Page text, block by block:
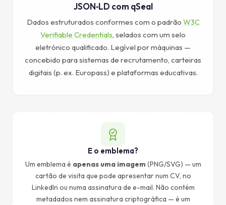
JSON‑LD com qSeal
Dados estruturados conformes com o padrão W3C
Verifiable Credentials, selados com um selo
eletrónico qualificado. Legível por máquinas —
concebido para sistemas de recrutamento, carteiras
digitais (p. ex. Europass) e plataformas educativas.
E o emblema?
Um emblema é apenas uma imagem (PNG/SVG) — um
cartão de visita que pode apresentar num CV, no
LinkedIn ou numa assinatura de e-mail. Não contém
metadados nem assinatura criptográfica — é um